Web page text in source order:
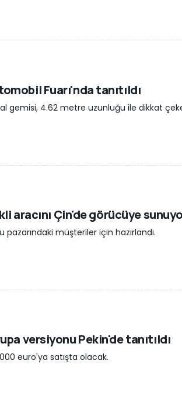
Fuarı'nda tanıtıldı
gemisi, 4.62 metre uzunluğu ile dikkat
aracını Çin'de görücüye
pazarındaki müşteriler için hazırlandı.
versiyonu Pekin'de tanıtıldı
euro'ya satışta olacak.